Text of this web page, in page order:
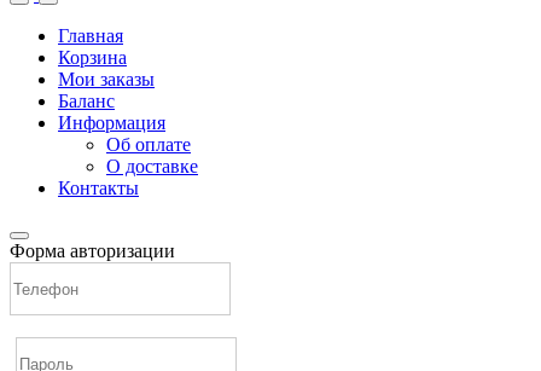
Главная
Корзина
Мои заказы
Баланс
Информация
Об оплате
О доставке
Контакты
Форма авторизации